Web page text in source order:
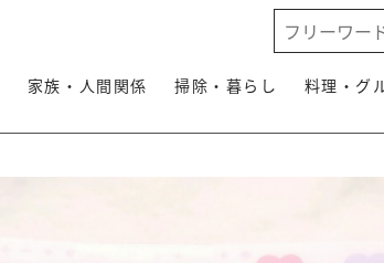
家族・人間関係 掃除・暮らし 料理・グ